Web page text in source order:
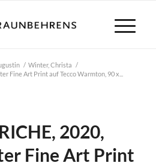
/ Winter, Christa /
Fine Art Print auf Tecco Warmton, 90 x...
2020,
Fine Art Print